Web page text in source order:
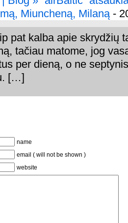
Miuncheną, Milaną-
pat kalba apie skrydžių
tačiau matome, jog
per dieną, o ne
[…]
name
email ( will not be shown )
website